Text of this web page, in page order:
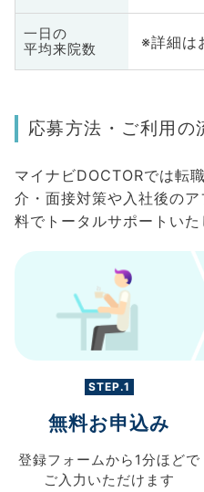
一日の
平均来院数
※詳細は
応募方法・ご利用の
マイナビDOCTORでは転
介・面接対策や入社後の
料でトータルサポートいた
STEP.1
無料お申込み
登録フォームから 1分ほどで
ご入力 いただけます